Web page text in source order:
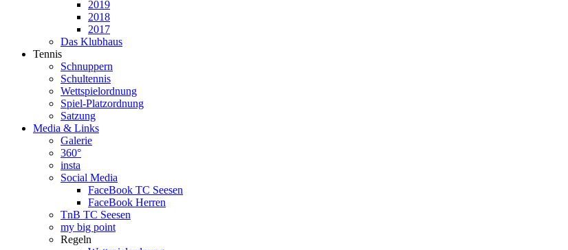
2019
2018
2017
Das Klubhaus
Tennis
Schnuppern
Schultennis
Wettspielordnung
Spiel-Platzordnung
Satzung
Media & Links
Galerie
360°
insta
Social Media
FaceBook TC Seesen
FaceBook Herren
TnB TC Seesen
my big point
Regeln